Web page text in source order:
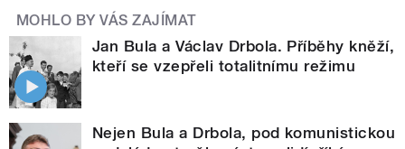
MOHLO BY VÁS ZAJÍMAT
Jan Bula a Václav Drbola. Příběhy kněží,
kteří se vzepřeli totalitnímu režimu
Nejen Bula a Drbola, pod komunistickou